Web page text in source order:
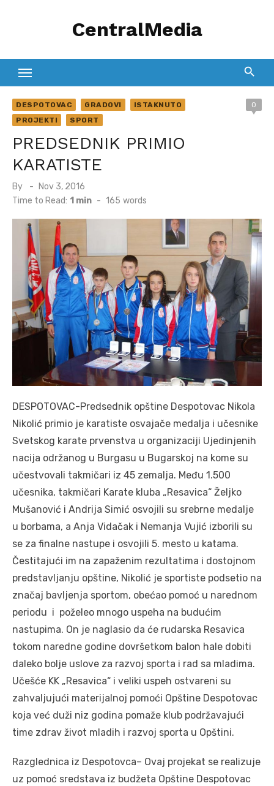
CentralMedia
DESPOTOVAC GRADOVI
ISTAKNUTO
PROJEKTI
SPORT
0
PREDSEDNIK PRIMIO
KARATISTE
By
Posted
on
Nov 3, 2016
Time to Read: 1 min - 165 words
DESPOTOVAC-Predsednik opštine Despotovac Nikola
Nikolić primio je karatiste osvajače medalja i učesnike
Svetskog karate prvenstva u organizaciji Ujedinjenih
nacija održanog u Burgasu u Bugarskoj na kome su
učestvovali takmičari iz 45 zemalja. Među 1.500
učesnika, takmičari Karate kluba „Resavica“ Željko
Mušanović i Andrija Simić osvojili su srebrne medalje
u borbama, a Anja Vidačak i Nemanja Vujić izborili su
se za finalne nastupe i osvojili 5. mesto u katama.
Čestitajući im na zapaženim rezultatima i dostojnom
predstavljanju opštine, Nikolić je sportiste podsetio na
značaj bavljenja sportom, obećao pomoć u narednom
periodu i poželeo mnogo uspeha na budućim
nastupima. On je naglasio da će rudarska Resavica
tokom naredne godine dovršetkom balon hale dobiti
daleko bolje uslove za razvoj sporta i rad sa mladima.
Učešće KK „Resavica“ i veliki uspeh ostvareni su
zahvaljujući materijalnoj pomoći Opštine Despotovac
koja već duži niz godina pomaže klub podržavajući
time zdrav život mladih i razvoj sporta u Opštini.
Razglednica iz Despotovca– Ovaj projekat se realizuje
uz pomoć sredstava iz budžeta Opštine Despotovac